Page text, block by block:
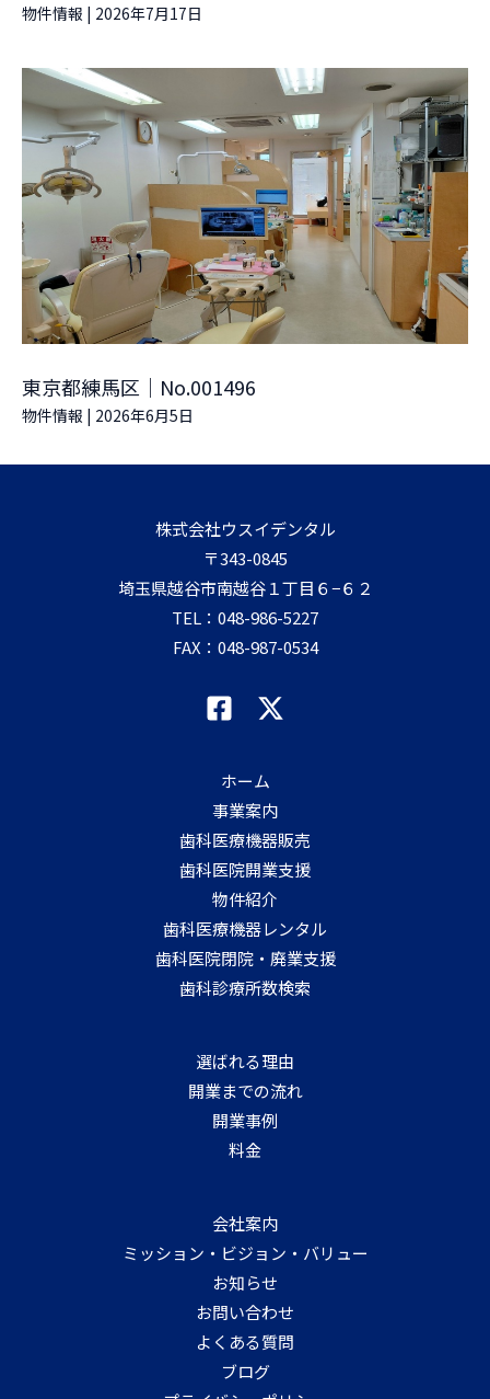
物件情報 | 2026年7月17日
東京都練馬区｜No.001496
物件情報 | 2026年6月5日
株式会社ウスイデンタル
〒343-0845
埼玉県越谷市南越谷１丁目６−６２
TEL： 048-986-5227
FAX：048-987-0534
ホーム
事業案内
歯科医療機器販売
歯科医院開業支援
物件紹介
歯科医療機器レンタル
歯科医院閉院・廃業支援
歯科診療所数検索
選ばれる理由
開業までの流れ
開業事例
料金
会社案内
ミッション・ビジョン・バリュー
お知らせ
お問い合わせ
よくある質問
ブログ